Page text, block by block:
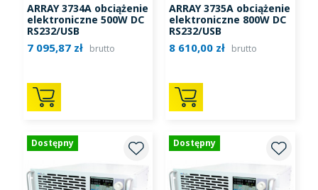
ARRAY 3734A obciążenie
elektroniczne 500W DC
RS232/USB
7 095,87 zł brutto
ARRAY 3735A obciążenie
elektroniczne 800W DC
RS232/USB
8 610,00 zł brutto
Dostępny Dostępny